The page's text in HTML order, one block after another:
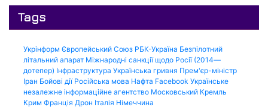
Tags
Укрінформ Європейський Союз РБК-Україна Безпілотний
літальний апарат Міжнародні санкції щодо Росії (2014—
дотепер) Інфраструктура Українська гривня Прем'єр-міністр
Іран Бойові дії Російська мова Нафта Facebook Українське
незалежне інформаційне агентство Московський Кремль
Крим Франція Дрон Італія Німеччина